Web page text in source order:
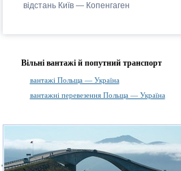
відстань Київ — Копенгаген
Вільні вантажі й попутний транспорт
вантажі Польща — Україна
вантажні перевезення Польща — Україна